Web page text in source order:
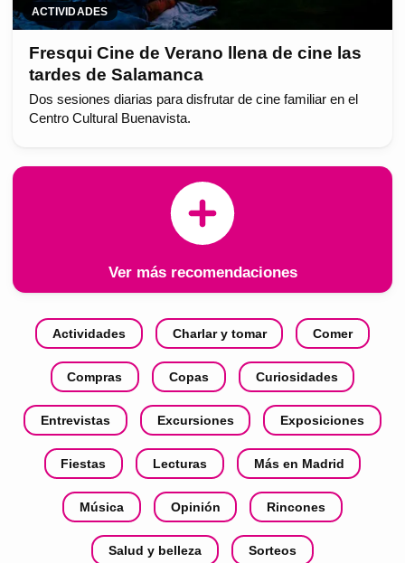
ACTIVIDADES
Fresqui Cine de Verano llena de cine las
tardes de Salamanca
Dos sesiones diarias para disfrutar de cine familiar en el
Centro Cultural Buenavista.
Ver más recomendaciones
Actividades Charlar y tomar Comer
Compras Copas Curiosidades
Entrevistas Excursiones Exposiciones
Fiestas Lecturas Más en Madrid
Música Opinión Rincones
Salud y belleza Sorteos